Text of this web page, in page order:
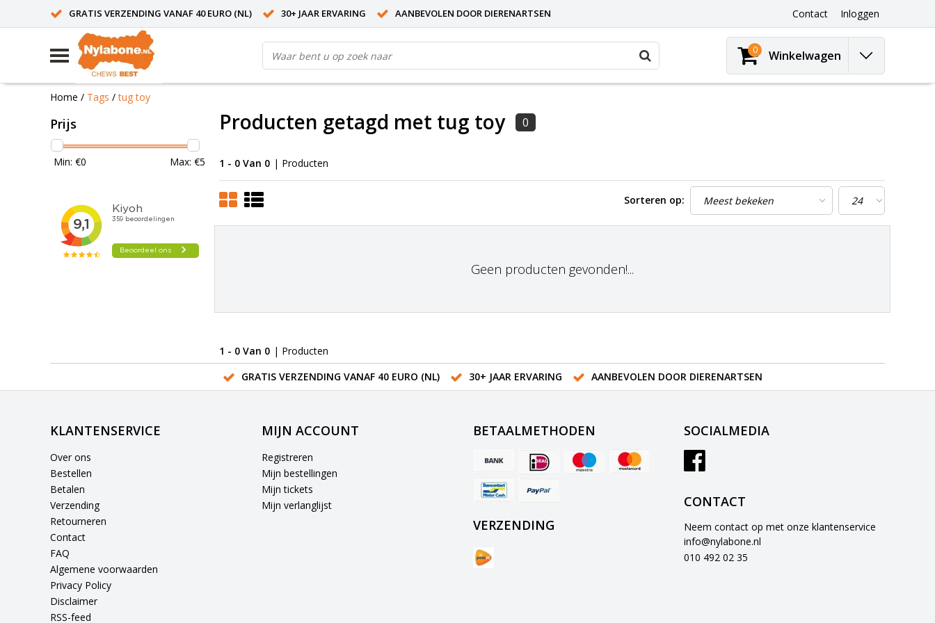
GRATIS VERZENDING VANAF 40 EURO (NL) 30+ JAAR ERVARING AANBEVOLEN DOOR DIERENARTSEN Contact Inloggen
0 Winkelwagen
Home / Tags /tug toy
Prijs
Min: €0 Max: €5
Producten getagd met tug toy 0
1 - 0 Van 0 | Producten
Sorteren op:
Geen producten gevonden!...
1 - 0 Van 0 | Producten
GRATIS VERZENDING VANAF 40 EURO (NL)
30+ JAAR ERVARING AANBEVOLEN DOOR DIERENARTSEN
KLANTENSERVICE
Over ons
Bestellen
Betalen
Verzending
Retourneren
Contact
FAQ
Algemene voorwaarden
Privacy Policy
Disclaimer
RSS-feed
MIJN ACCOUNT
Registreren
Mijn bestellingen
Mijn tickets
Mijn verlanglijst
BETAALMETHODEN
VERZENDING
SOCIALMEDIA
CONTACT
Neem contact op met onze klantenservice
info@nylabone.nl
010 492 02 35